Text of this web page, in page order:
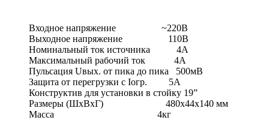
Входное напряжение ~220В
Выходное напряжение 110В
Номинальный ток источника 4А
Максимальный рабочий ток 4А
Пульсация Uвых. от пика до пика 500мВ
Защита от перегрузки с Iогр. 5А
Конструктив для установки в стойку 19”
Размеры (ШхВхГ) 480х44х140 мм
Масса 4кг